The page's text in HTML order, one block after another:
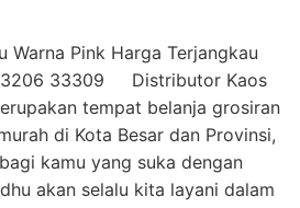
Warna Pink Harga Terjangkau
3206 33309 Distributor Kaos
tempat belanja grosiran
di Kota Besar dan Provinsi,
kamu yang suka dengan
akan selalu kita layani dalam